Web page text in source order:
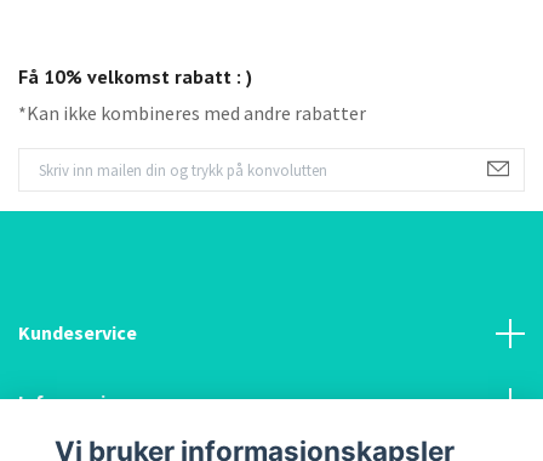
Få 10% velkomst rabatt : )
*Kan ikke kombineres med andre rabatter
Kundeservice
Informasjon
Vi bruker informasjonskapsler